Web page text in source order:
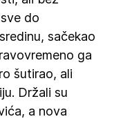
do
sačekao
ga
šutirao, ali
Držali su
a nova